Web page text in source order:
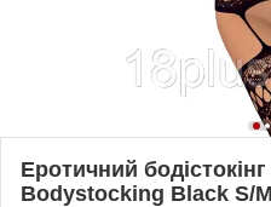
Еротичний
Bodystocking Black S/